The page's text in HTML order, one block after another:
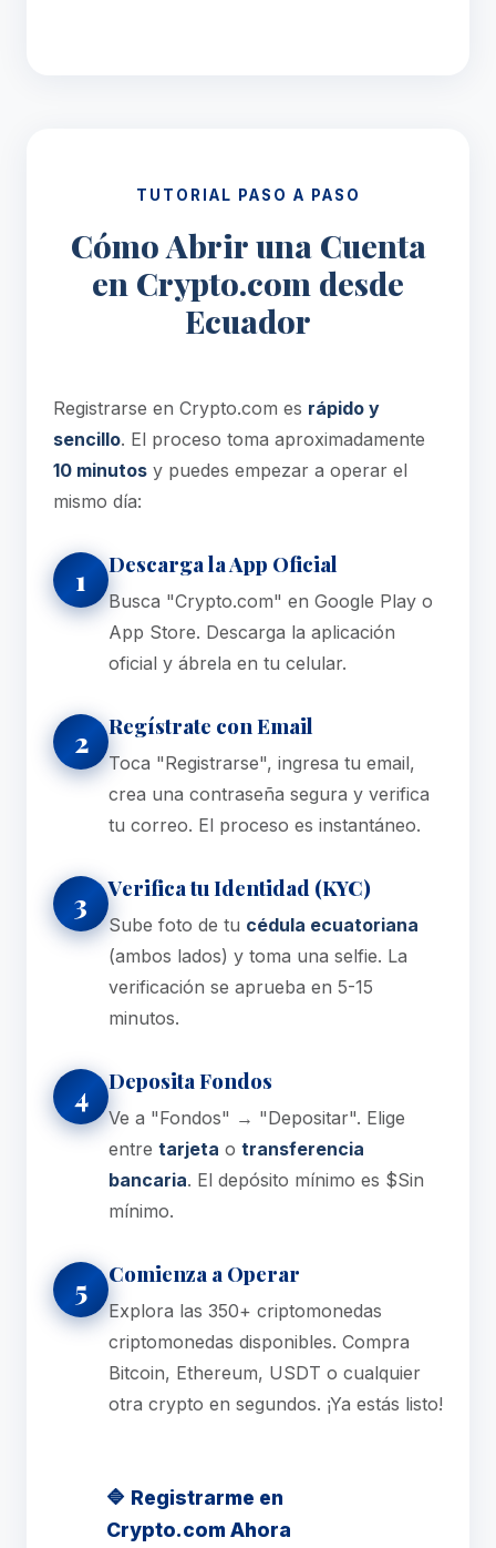
TUTORIAL PASO A PASO
Cómo Abrir una Cuenta
en Crypto.com desde
Ecuador
Registrarse en Crypto.com es rápido y
sencillo. El proceso toma aproximadamente
10 minutos y puedes empezar a operar el
mismo día:
1 Descarga la App Oficial
Busca "Crypto.com" en Google Play o
App Store. Descarga la aplicación
oficial y ábrela en tu celular.
2 Regístrate con Email
Toca "Registrarse", ingresa tu email,
crea una contraseña segura y verifica
tu correo. El proceso es instantáneo.
3 Verifica tu Identidad (KYC)
Sube foto de tu cédula ecuatoriana
(ambos lados) y toma una selfie. La
verificación se aprueba en 5-15
minutos.
4 Deposita Fondos
Ve a "Fondos" → "Depositar". Elige
entre tarjeta o transferencia
bancaria. El depósito mínimo es $Sin
mínimo.
5 Comienza a Operar
Explora las 350+ criptomonedas
criptomonedas disponibles. Compra
Bitcoin, Ethereum, USDT o cualquier
otra crypto en segundos. ¡Ya estás listo!
🔷 Registrarme en
Crypto.com Ahora